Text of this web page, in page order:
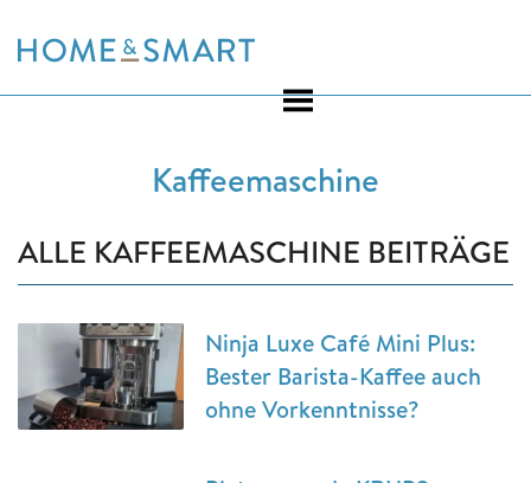
to
Kaffeemaschine
ALLE KAFFEEMASCHINE BEITRÄGE
Ninja Luxe Café Mini Plus:
Bester Barista-Kaffee auch
ohne Vorkenntnisse?